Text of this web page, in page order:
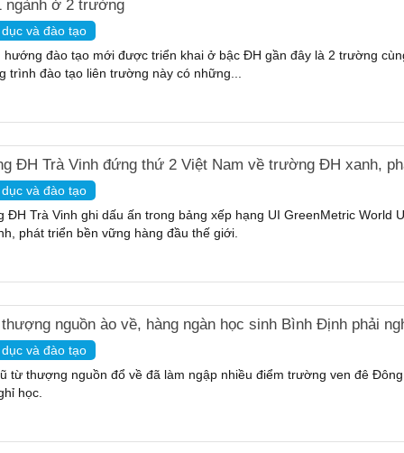
ngành ở 2 trường
và đào tạo
hướng đào tạo mới được triển khai ở bậc ĐH gần đây là 2 trường
trình đào tạo liên trường này có những...
ĐH Trà Vinh đứng thứ 2 Việt Nam về trường ĐH xanh,
và đào tạo
ĐH Trà Vinh ghi dấu ấn trong bảng xếp hạng UI GreenMetric World
phát triển bền vững hàng đầu thế giới.
nguồn ào về, hàng ngàn học sinh Bình Định phải
và đào tạo
từ thượng nguồn đổ về đã làm ngập nhiều điểm trường ven đê
học.